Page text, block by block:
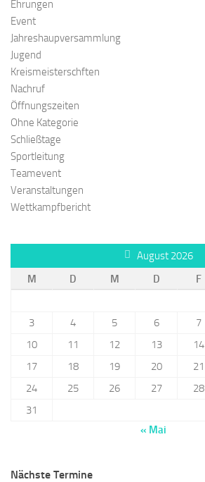
Ehrungen
Event
Jahreshaupversammlung
Jugend
Kreismeisterschften
Nachruf
Öffnungszeiten
Ohne Kategorie
Schließtage
Sportleitung
Teamevent
Veranstaltungen
Wettkampfbericht
August 2026
M
D M D F
3
4 5 6 7
10
11 12 13 14
17
18 19 20 21
24
25 26 27 28
31
« Mai
Nächste Termine